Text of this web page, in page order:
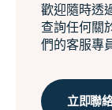
歡迎隨時透
查詢任何關
們的客服專
立即聯